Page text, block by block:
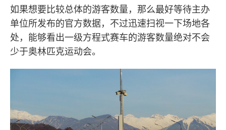
如果想要比较总体的游客数量，那么最好等待主办
单位所发布的官方数据，不过迅速扫视一下场地各
处，能够看出一级方程式赛车的游客数量绝对不会
少于奥林匹克运动会。